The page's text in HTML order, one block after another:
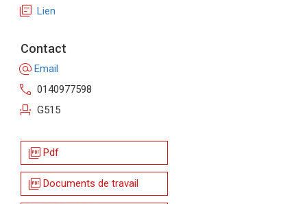
library_books Lien
Contact
alternate_email Email
call 0140977598
event_seat G515
picture_as_pdf Pdf
picture_as_pdf Documents de travail